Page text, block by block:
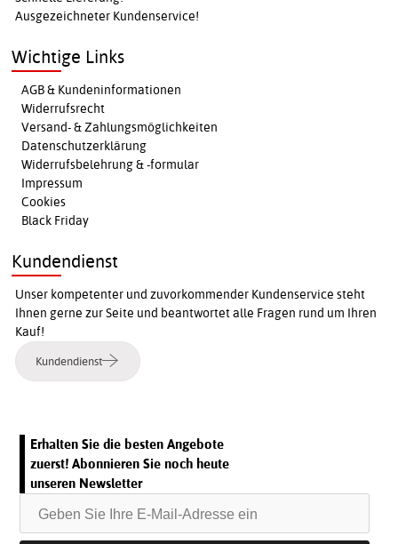
Ausgezeichneter Kundenservice!
Wichtige Links
AGB & Kundeninformationen
Widerrufsrecht
Versand- & Zahlungsmöglichkeiten
Datenschutzerklärung
Widerrufsbelehrung & -formular
Impressum
Cookies
Black Friday
Kundendienst
Unser kompetenter und zuvorkommender Kundenservice steht
Ihnen gerne zur Seite und beantwortet alle Fragen rund um Ihren
Kauf!
Kundendienst
Erhalten Sie die besten Angebote
zuerst! Abonnieren Sie noch heute
unseren Newsletter